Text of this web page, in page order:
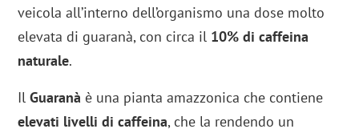
veicola all’interno dell’organismo una dose molto
elevata di guaranà, con circa il 10% di caffeina
naturale.
IlGuaranà è una pianta amazzonica che contiene
elevati livelli di caffeina, che la rendendo un